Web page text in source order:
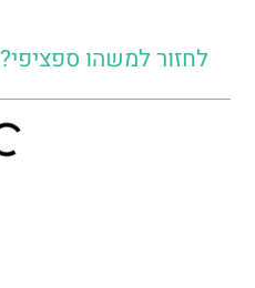
לחזור למשהו ספציפי?